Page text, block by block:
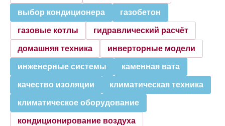
выбор кондиционера газобетон
газовые котлы гидравлический расчёт
домашняя техника инверторные модели
инженерные системы каменная вата
качество изоляции климатическая техника
климатическое оборудование
кондиционирование воздуха